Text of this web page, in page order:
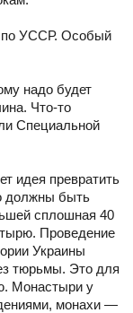
по УССР. Особый
надо будет
Что-то
Специальной
идея превратить
должны быть
сплошная 40
Проведение
Украины
тюрьмы. Это для
Монастыри у
монахи —